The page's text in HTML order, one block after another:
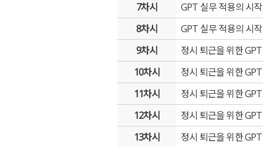
7차시
GPT 실무 적용의 시
8차시
GPT 실무 적용의 시
9차시
정시 퇴근을 위한
10차시
정시 퇴근을 위한
11차시
정시 퇴근을 위한
12차시
정시 퇴근을 위한
13차시
정시 퇴근을 위한